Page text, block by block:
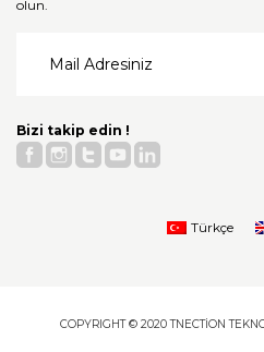
olun.
Bizi takip edin !
Türkçe
COPYRIGHT © 2020 TNECTION